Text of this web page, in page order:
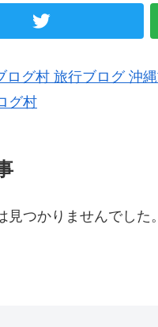
グ村
見つかりませんでした。